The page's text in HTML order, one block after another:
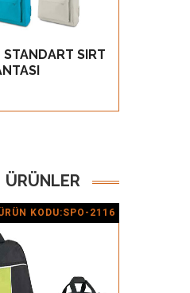
STANDART SIRT
ÜRÜNLER
KODU:SPO-2116
Detay